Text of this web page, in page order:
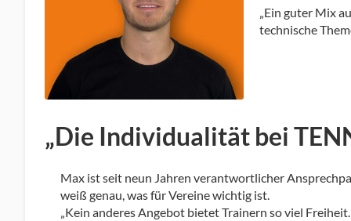
„Ein guter Mix
technische
„Die Individualität bei
Max ist seit neun Jahren verantwortlicher
weiß genau, was für Vereine wichtig ist.
„Kein anderes Angebot bietet Trainern so viel